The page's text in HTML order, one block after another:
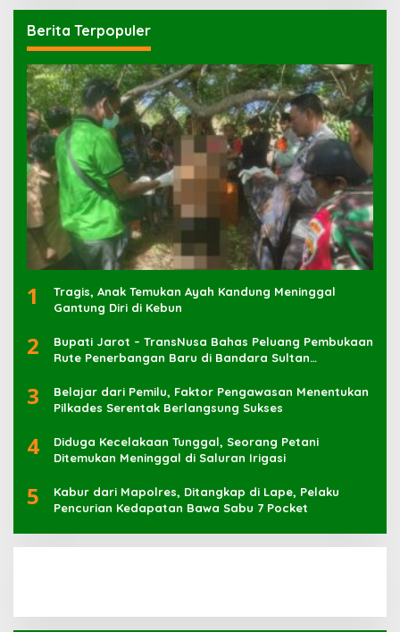
Berita Terpopuler
1
Tragis, Anak Temukan Ayah Kandung Meninggal
Gantung Diri di Kebun
2
Bupati Jarot – TransNusa Bahas Peluang Pembukaan
Rute Penerbangan Baru di Bandara Sultan
3
Belajar dari Pemilu, Faktor Pengawasan Menentukan
Pilkades Serentak Berlangsung Sukses
4
Diduga Kecelakaan Tunggal, Seorang Petani
Ditemukan Meninggal di Saluran Irigasi
5
Kabur dari Mapolres, Ditangkap di Lape, Pelaku
Pencurian Kedapatan Bawa Sabu 7 Pocket